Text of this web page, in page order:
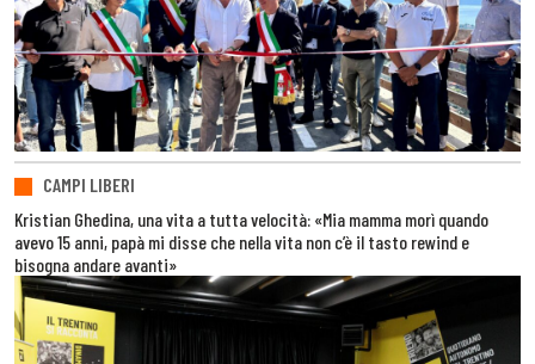
CAMPI LIBERI
Kristian Ghedina, una vita a tutta velocità: «Mia mamma morì quando
avevo 15 anni, papà mi disse che nella vita non c’è il tasto rewind e
bisogna andare avanti»